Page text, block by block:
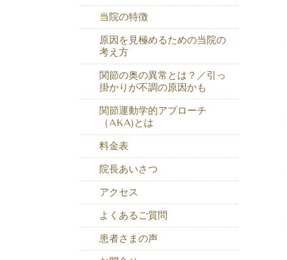
当院の特徴
原因を見極めるための当院の
考え方
関節の奥の異常とは？／引っ
掛かりが不調の原因かも
関節運動学的アプローチ
（AKA)とは
料金表
院長あいさつ
アクセス
よくあるご質問
患者さまの声